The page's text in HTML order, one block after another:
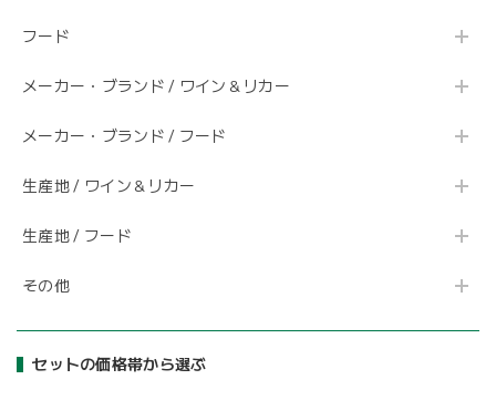
フード
メーカー・ブランド / ワイン＆リカー
メーカー・ブランド / フード
生産地 / ワイン＆リカー
生産地 / フード
その他
セットの価格帯から選ぶ